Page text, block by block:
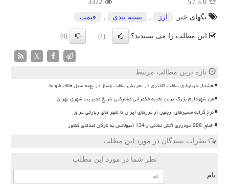
5.0
/
5
3372
تگهای خبر:
ارز بسته بندی قیمت
این مطلب را می پسندید؟ (1)
(0)
X
تازه ترین مطالب مرتبط
هشدار درباره ی ساخت کلانتری در تجریش ساخت وساز در پهنه سیل خلاف ضوابط
من شهردارم بزرگ ترین تجربه حکمرانی مشارکتی تاریخ مدیریت شهری تهران
نرخ کرایه مسیرهای اربعین از مرزهای ایران تا شهر های زیارتی عراق
الحاق 288 خودروی آتش نشانی و 134 آمبولانس به ناوگان امدادی کشور
نظرات بینندگان در مورد این مطلب
نظر شما در مورد این مطلب
نام: